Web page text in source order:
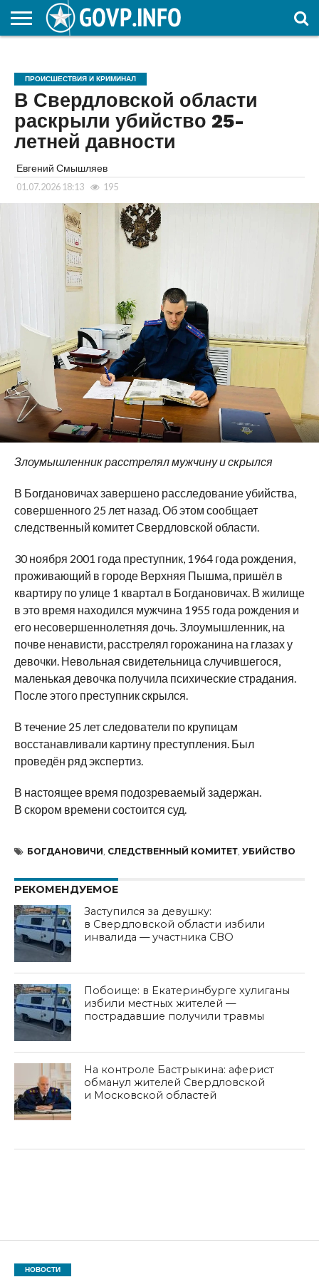
ОБРАЗОВАНИЕ
ПРОИСШЕСТВИЯ И КРИМИНАЛ
В Свердловской области
раскрыли убийство 25-
летней давности
Евгений Смышляев
01.07.2026 18:13 195
Злоумышленник расстрелял мужчину и скрылся
В Богдановичах завершено расследование убийства,
совершенного 25 лет назад. Об этом сообщает
следственный комитет Свердловской области.
30 ноября 2001 года преступник, 1964 года рождения,
проживающий в городе Верхняя Пышма, пришёл в
квартиру по улице 1 квартал в Богдановичах. В жилище
в это время находился мужчина 1955 года рождения и
его несовершеннолетняя дочь. Злоумышленник, на
почве ненависти, расстрелял горожанина на глазах у
девочки. Невольная свидетельница случившегося,
маленькая девочка получила психические страдания.
После этого преступник скрылся.
В течение 25 лет следователи по крупицам
восстанавливали картину преступления. Был
проведён ряд экспертиз.
В настоящее время подозреваемый задержан.
В скором времени состоится суд.
БОГДАНОВИЧИ, СЛЕДСТВЕННЫЙ КОМИТЕТ, УБИЙСТВО
РЕКОМЕНДУЕМОЕ
Заступился за девушку:
в Свердловской области избили
инвалида — участника СВО
Побоище: в Екатеринбурге хулиганы
избили местных жителей —
пострадавшие получили травмы
На контроле Бастрыкина: аферист
обманул жителей Свердловской
и Московской областей
НОВОСТИ